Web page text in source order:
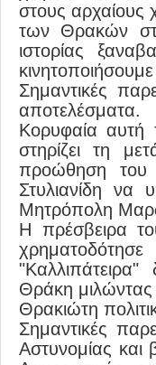
στους αρχαίους
των Θρακών
ιστορίας
Σημαντικές
αποτελέσματα.
Κορυφαία αυτή
στηρίζει τη
προώθηση του
Στυλιανίδη να
Μητρόπολη
Η πρέσβειρα
Θράκη μιλώντας
Θρακιώτη
Σημαντικές
Αστυνομίας